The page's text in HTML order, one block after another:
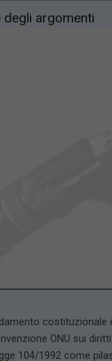
degli argomenti
costituzionale
ONU sui
104/1992 come